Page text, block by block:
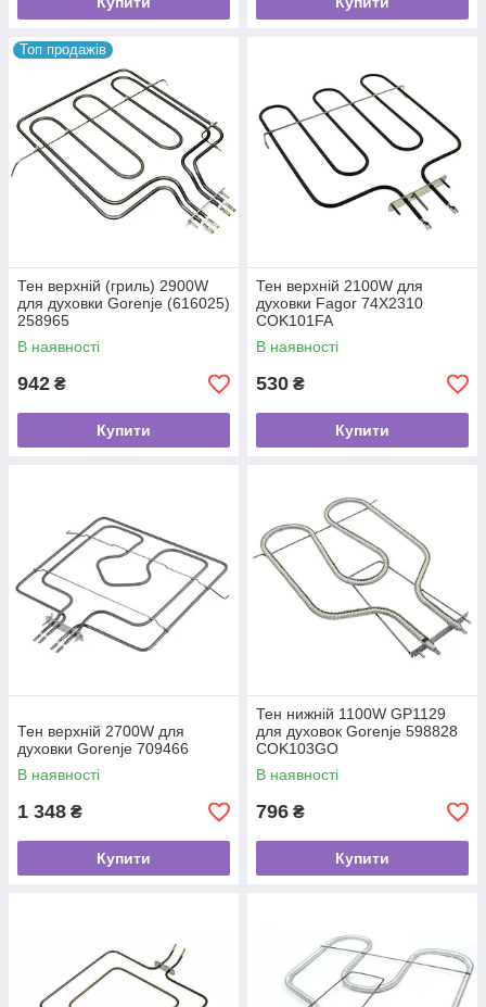
Топ продажів
Тен верхній (гриль) 2900W
для духовки Gorenje (616025)
258965
В наявності
942 ₴
Купити
Тен верхній 2100W для
духовки Fagor 74X2310
COK101FA
В наявності
530 ₴
Купити
Тен верхній 2700W для
духовки Gorenje 709466
В наявності
1 348 ₴
Купити
Тен нижній 1100W GP1129
для духовок Gorenje 598828
COK103GO
В наявності
796 ₴
Купити